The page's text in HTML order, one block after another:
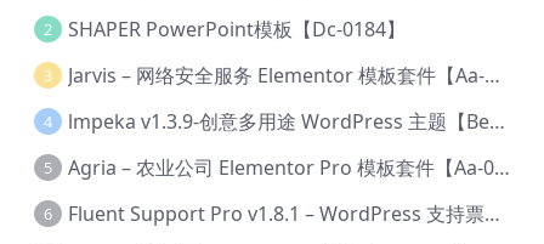
2 SHAPER PowerPoint模板【Dc-0184】
3 Jarvis – 网络安全服务 Elementor 模板套件【Aa-0035】
4 lmpeka v1.3.9-创意多用途 WordPress 主题【Be-0064】
5 Agria – 农业公司 Elementor Pro 模板套件【Aa-0003】
6 Fluent Support Pro v1.8.1 – WordPress 支持票务系统【Cc-0041】